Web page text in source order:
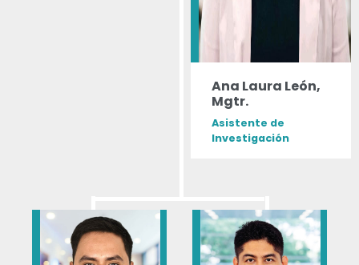
Ana Laura León,
Mgtr.
Asistente de
Investigación